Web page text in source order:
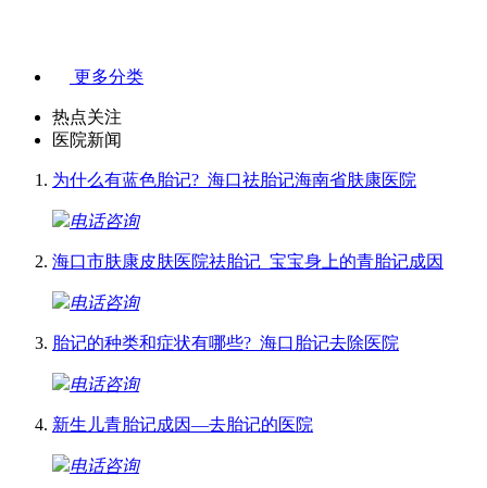
更多分类
热点关注
医院新闻
为什么有蓝色胎记?_海口祛胎记海南省肤康医院
电话咨询
海口市肤康皮肤医院祛胎记_宝宝身上的青胎记成因
电话咨询
胎记的种类和症状有哪些?_海口胎记去除医院
电话咨询
新生儿青胎记成因—去胎记的医院
电话咨询